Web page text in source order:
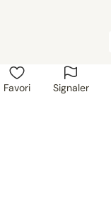
Favori Signaler